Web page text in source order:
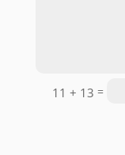
11 + 13 =